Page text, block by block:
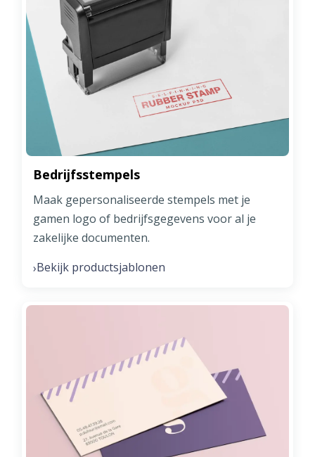
Bedrijfsstempels
Maak gepersonaliseerde stempels met je
gamen logo of bedrijfsgegevens voor al je
zakelijke documenten.
›Bekijk productsjablonen